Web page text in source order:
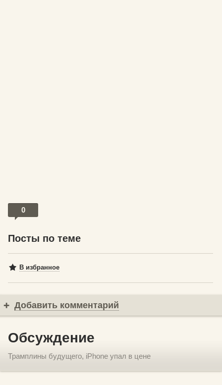
0
Посты по теме
В избранное
Добавить комментарий
Обсуждение
Трамплины будущего, iPhone упал в цене